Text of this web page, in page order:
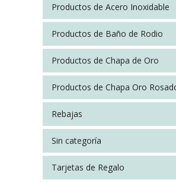
Productos de Acero Inoxidable
Productos de Baño de Rodio
Productos de Chapa de Oro
Productos de Chapa Oro
Rebajas
Sin categoría
Tarjetas de Regalo